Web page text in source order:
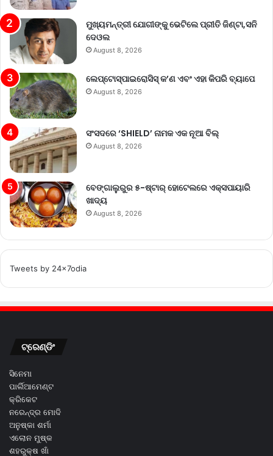
ମୁଖ୍ୟମନ୍ତ୍ରୀ ଯୋଗୀଙ୍କୁ ଭେଟିଲେ ପ୍ରୀତି ଜିଣ୍ଟା,ସନି
ଦେଓଲ
August 8, 2026
ଲେପ୍ଟୋସ୍ପାଇରୋସିସ୍ କ’ଣ ଏବଂ ଏହା କିପରି ବ୍ୟାପେ
August 8, 2026
ସଂସଦରେ ‘SHIELD’ ନାମକ ଏକ ନୂଆ ବିଲ୍
August 8, 2026
ବେଙ୍ଗାଲୁରୁର ୫-ଷ୍ଟାର୍ ହୋଟେଲରେ ଏକ୍ସପାୟାରି
ଖାଦ୍ୟ
August 8, 2026
Tweets by 24x7odia
ଟ୍ରେଣ୍ଡିଂ
ସିନେମା
ପାର୍ଲିଆମେଣ୍ଟ
କ୍ରିକେଟ
ନରେନ୍ଦ୍ର ମୋଦି
ଅନୁଷ୍କା ଶର୍ମା
ଏଲୋନ ମୁଷ୍କ
ଶହରୁକ୍ଷ ଖାଁ